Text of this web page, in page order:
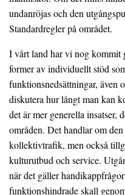
undanröjas och den
Standardregler på området.
I vårt land har vi nog kommit
former av individuellt stöd
funktionsnedsättningar, även
diskutera hur långt man kan
det är mer generella insatser,
områden. Det handlar om
kollektivtrafik, men också
kulturutbud och service.
när det gäller
funktionshindrade skall